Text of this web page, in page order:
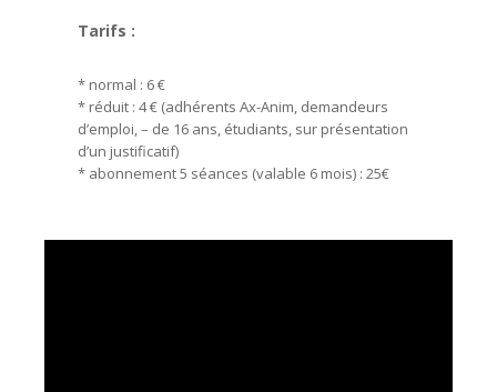
Tarifs :
* normal : 6 €
* réduit : 4 € (adhérents Ax-Anim, demandeurs
d’emploi, – de 16 ans, étudiants, sur présentation
d’un justificatif)
* abonnement 5 séances (valable 6 mois) : 25€